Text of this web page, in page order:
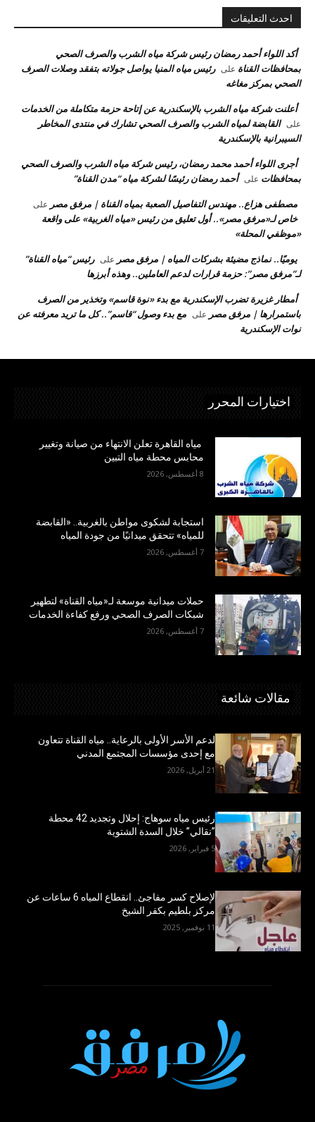
احدث التعليقات
أكد اللواء أحمد رمضان رئيس شركة مياه الشرب والصرف الصحي
بمحافظات القناة على رئيس مياه المنيا يواصل جولاته بتفقد وصلات الصرف
الصحي بمركز مغاغه
أعلنت شركة مياه الشرب بالإسكندرية عن إتاحة حزمة متكاملة من الخدمات
على القابضة لمياه الشرب والصرف الصحي تشارك في منتدى المخاطر
السيبرانية بالإسكندرية
أجرى اللواء أحمد محمد رمضان، رئيس شركة مياه الشرب والصرف الصحي
بمحافظات على أحمد رمضان رئيسًا لشركة مياه “مدن القناة”
مصطفى هزاع.. مهندس التفاصيل الصعبة بمياه القناة | مرفق مصر على
خاص لـ«مرفق مصر».. أول تعليق من رئيس «مياه الغربية» على واقعة
«موظفي المحلة»
يوميًا.. نماذج مضيئة بشركات المياه | مرفق مصر على رئيس “مياه القناة”
لـ”مرفق مصر”: حزمة قرارات لدعم العاملين.. وهذه أبرزها
أمطار غزيرة تضرب الإسكندرية مع بدء «نوة قاسم» وتخذير من الصرف
باستمرارها | مرفق مصر على مع بدء وصول “قاسم”.. كل ما تريد معرفته عن
نوات الإسكندرية
اختيارات المحرر
مياه القاهرة تعلن الانتهاء من صيانة وتغيير
محابس محطة مياه التبين
8 أغسطس, 2026
استجابة لشكوى مواطن بالغربية.. «القابضة
للمياه» تتحقق ميدانيًا من جودة المياه
7 أغسطس, 2026
حملات ميدانية موسعة لـ«مياه القناة» لتطهير
شبكات الصرف الصحي ورفع كفاءة الخدمات
7 أغسطس, 2026
مقالات شائعة
لدعم الأسر الأولى بالرعاية.. مياه القناة تتعاون
مع إحدى مؤسسات المجتمع المدني
21 أبريل, 2026
رئيس مياه سوهاج: إحلال وتجديد 42 محطة
”نقالي” خلال السدة الشتوية
5 فبراير, 2026
لإصلاح كسر مفاجئ.. انقطاع المياه 6 ساعات عن
مركز بلطيم بكفر الشيخ
11 نوفمبر, 2025